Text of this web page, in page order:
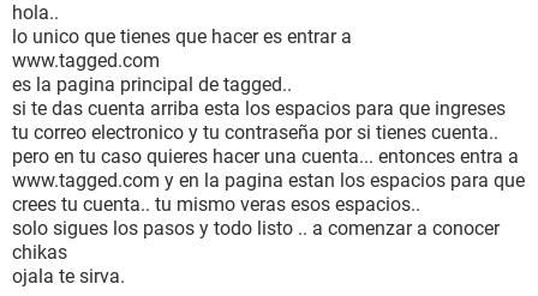
hola..
lo unico que tienes que hacer es entrar a
www.tagged.com
es la pagina principal de tagged..
si te das cuenta arriba esta los espacios para que ingreses
tu correo electronico y tu contraseña por si tienes cuenta..
pero en tu caso quieres hacer una cuenta... entonces entra a
www.tagged.com y en la pagina estan los espacios para que
crees tu cuenta.. tu mismo veras esos espacios..
solo sigues los pasos y todo listo .. a comenzar a conocer
chikas
ojala te sirva.